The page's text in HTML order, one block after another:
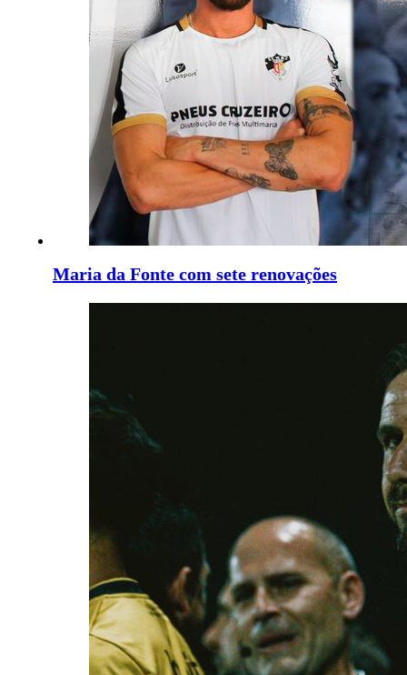
Maria da Fonte com sete renovações